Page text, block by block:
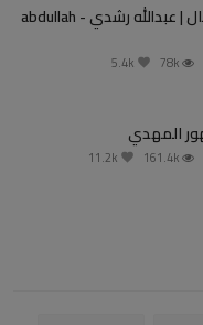
غضبة المسيخ الدجال | عبدالله رشدي - abdullah
المهدي